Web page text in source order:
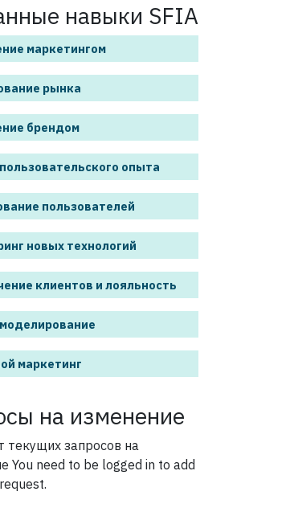
навыки SFIA
маркетингом
рынка
брендом
опыта
пользователей
новых технологий
клиентов и лояльность
маркетинг
на изменение
текущих запросов на
You need to be logged in to add